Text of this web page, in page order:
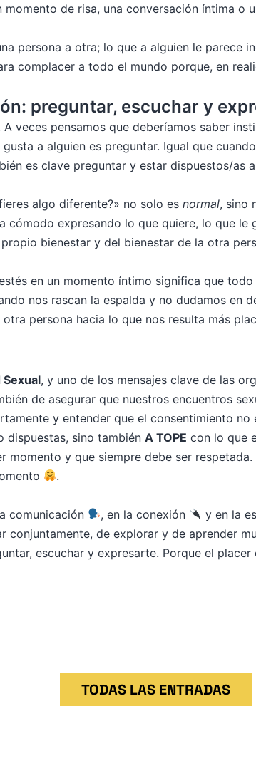
de risa, una conversación íntima o
persona a otra; lo que a alguien le parece
complacer a todo el mundo porque, en
preguntar, escuchar y
A veces pensamos que deberíamos saber
a alguien es preguntar. Igual que
es clave preguntar y estar dispuestos/as
algo diferente?» no solo es normal, sino
expresando lo que quiere, lo que
bienestar y del bienestar de la otra
en un momento íntimo significa que
nos rascan la espalda y no dudamos en
persona hacia lo que nos resulta más
Sexual, y uno de los mensajes clave de las
de asegurar que nuestros encuentros
y entender que el consentimiento
dispuestas, sino también A TOPE con lo que
momento y que siempre debe ser
​.
comunicación ​, en la conexión y en la
conjuntamente, de explorar y de aprender
escuchar y expresarte. Porque el
TODAS LAS ENTRADAS